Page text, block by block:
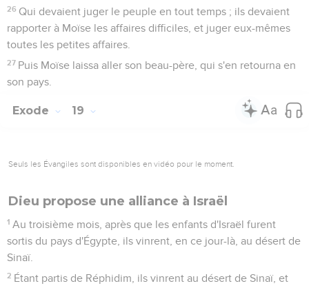
26 Qui devaient juger le peuple en tout temps ; ils devaient
rapporter à Moïse les affaires difficiles, et juger eux-mêmes
toutes les petites affaires.
27 Puis Moïse laissa aller son beau-père, qui s'en retourna en
son pays.
Exode 19
Seuls les Évangiles sont disponibles en vidéo pour le moment.
Dieu propose une alliance à Israël
1 Au troisième mois, après que les enfants d'Israël furent
sortis du pays d'Égypte, ils vinrent, en ce jour-là, au désert de
Sinaï.
2 Étant partis de Réphidim, ils vinrent au désert de Sinaï, et